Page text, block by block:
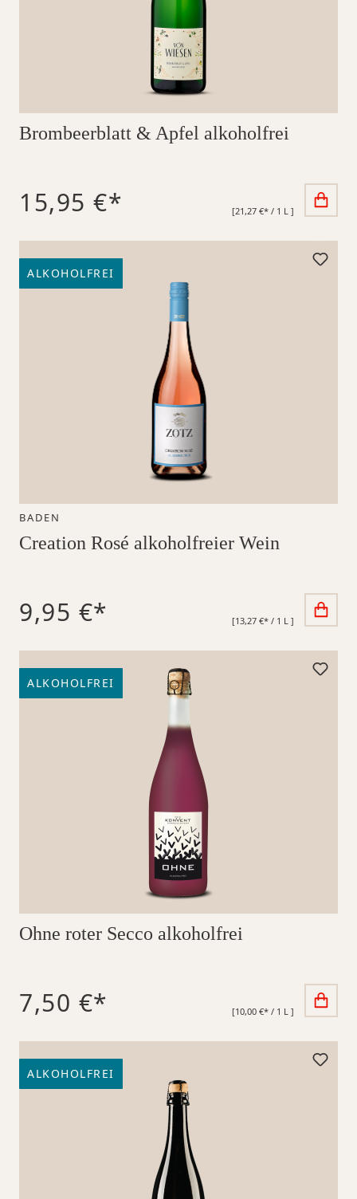
Brombeerblatt & Apfel alkoholfrei
15,95 €* [21,27 €* / 1 L ]
ALKOHOLFREI
BADEN
Creation Rosé alkoholfreier Wein
9,95 €* [13,27 €* / 1 L ]
ALKOHOLFREI
Ohne roter Secco alkoholfrei
7,50 €* [10,00 €* / 1 L ]
ALKOHOLFREI